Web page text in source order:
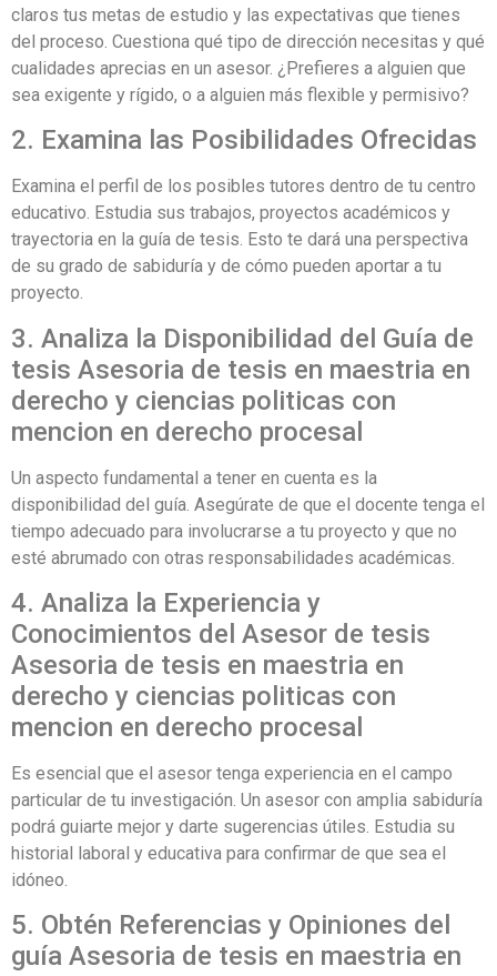
claros tus metas de estudio y las expectativas que tienes
del proceso. Cuestiona qué tipo de dirección necesitas y qué
cualidades aprecias en un asesor. ¿Prefieres a alguien que
sea exigente y rígido, o a alguien más flexible y permisivo?
2. Examina las Posibilidades Ofrecidas
Examina el perfil de los posibles tutores dentro de tu centro
educativo. Estudia sus trabajos, proyectos académicos y
trayectoria en la guía de tesis. Esto te dará una perspectiva
de su grado de sabiduría y de cómo pueden aportar a tu
proyecto.
3. Analiza la Disponibilidad del Guía de
tesis Asesoria de tesis en maestria en
derecho y ciencias politicas con
mencion en derecho procesal
Un aspecto fundamental a tener en cuenta es la
disponibilidad del guía. Asegúrate de que el docente tenga el
tiempo adecuado para involucrarse a tu proyecto y que no
esté abrumado con otras responsabilidades académicas.
4. Analiza la Experiencia y
Conocimientos del Asesor de tesis
Asesoria de tesis en maestria en
derecho y ciencias politicas con
mencion en derecho procesal
Es esencial que el asesor tenga experiencia en el campo
particular de tu investigación. Un asesor con amplia sabiduría
podrá guiarte mejor y darte sugerencias útiles. Estudia su
historial laboral y educativa para confirmar de que sea el
idóneo.
5. Obtén Referencias y Opiniones del
guía Asesoria de tesis en maestria en